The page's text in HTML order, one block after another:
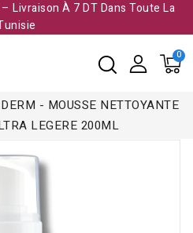
Livraison À 7 DT Dans Toute La
- MOUSSE NETTOYANTE
LEGERE 200ML